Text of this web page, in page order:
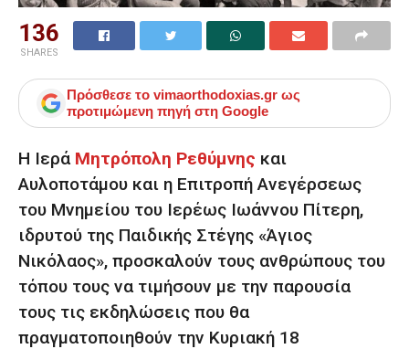
136
SHARES
Πρόσθεσε το vimaorthodoxias.gr ως
προτιμώμενη πηγή στη Google
Η Ιερά Μητρόπολη Ρεθύμνης και
Αυλοποτάμου και η Επιτροπή Ανεγέρσεως
του Μνημείου του Ιερέως Ιωάννου Πίτερη,
ιδρυτού της Παιδικής Στέγης «Άγιος
Νικόλαος», προσκαλούν τους ανθρώπους του
τόπου τους να τιμήσουν με την παρουσία
τους τις εκδηλώσεις που θα
πραγματοποιηθούν την Κυριακή 18